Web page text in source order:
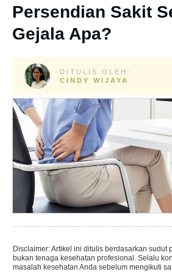
Persendian Sakit
Gejala Apa?
DITULIS OLEH:
CINDY WIJAYA
Disclaimer: Artikel ini ditulis berdasarkan sudut
bukan tenaga kesehatan profesional. Selalu
masalah kesehatan Anda sebelum mengikuti